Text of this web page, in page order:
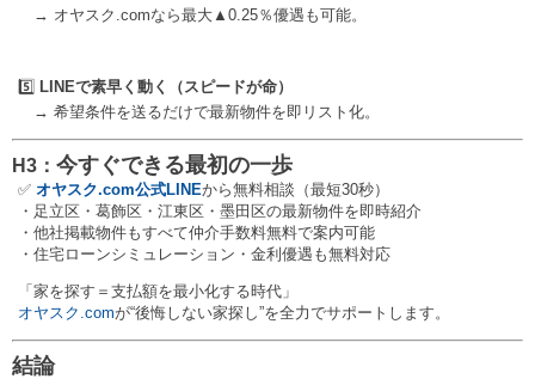
→ オヤスク.comなら最大▲0.25％優遇も可能。
5️⃣ LINEで素早く動く（スピードが命）
→ 希望条件を送るだけで最新物件を即リスト化。
H3： 今すぐできる最初の一歩
✅ オヤスク.com公式LINEから無料相談（最短30秒）
・足立区・葛飾区・江東区・墨田区の最新物件を即時紹介
・他社掲載物件もすべて仲介手数料無料で案内可能
・住宅ローンシミュレーション・金利優遇も無料対応
「家を探す＝支払額を最小化する時代」
オヤスク.comが“後悔しない家探し”を全力でサポートします。
結論